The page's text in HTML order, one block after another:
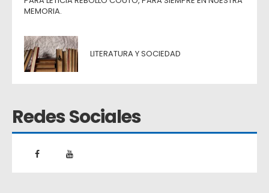
MEMORIA.
LITERATURA Y SOCIEDAD
Redes Sociales